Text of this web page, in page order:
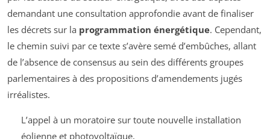
demandant une consultation approfondie avant de finaliser
les décrets sur la programmation énergétique. Cependant,
le chemin suivi par ce texte s’avère semé d’embûches, allant
de l’absence de consensus au sein des différents groupes
parlementaires à des propositions d’amendements jugés
irréalistes.
L’appel à un moratoire sur toute nouvelle installation
éolienne et photovoltaïque.